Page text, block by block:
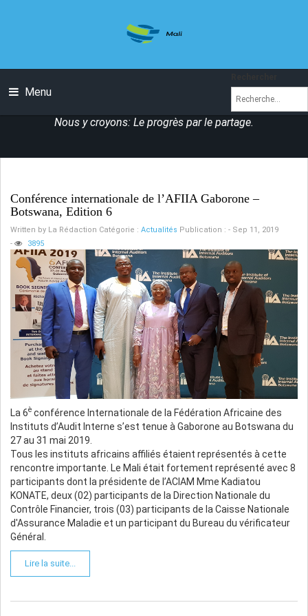
Menu
Nous y croyons: Le progrès par le partage.
Conférence internationale de l’AFIIA Gaborone –
Botswana, Edition 6
Written by La Rédaction Catégorie : Actualités Publication : - Sep 11, 2019
-
3895
La 6è conférence Internationale de la Fédération Africaine des
Instituts d’Audit Interne s’est tenue à Gaborone au Botswana du
27 au 31 mai 2019.
Tous les instituts africains affiliés étaient représentés à cette
rencontre importante. Le Mali était fortement représenté avec 8
participants dont la présidente de l’ACIAM Mme Kadiatou
KONATE, deux (02) participants de la Direction Nationale du
Contrôle Financier, trois (03) participants de la Caisse Nationale
d'Assurance Maladie et un participant du Bureau du vérificateur
Général.
Lire la suite...